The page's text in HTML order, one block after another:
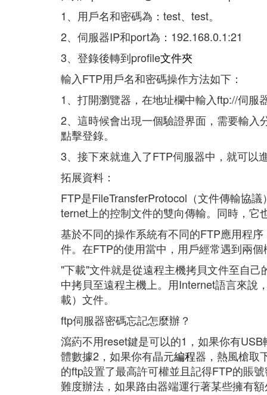
1、用戶名和密碼為：test、test。
2、伺服器IP和port為：192.168.0.1:21
3、登錄後轉到profile文件夾
輸入FTP用戶名和密碼操作方法如下：
1、打開瀏覽器，在地址欄中輸入ftp://伺服
2、這時候會出現一個驗證界面，需要輸入
點擊登錄。
3、接下來就進入了FTP伺服器中，就可以
拓展資料：
FTP是FileTransferProtocol（文件傳輸協
ternet上的控制文件的雙向傳輸。同時，它
基於不同的操作系統有不同的FTP應用程
件。在FTP的使用當中，用戶經常遇到兩
"下載"文件就是從遠程主機拷貝文件至自
中拷貝至遠程主機上。用Internet語言來說
載）文件。
ftp伺服器密碼忘記怎麼辦？
瀉葯不用reset鍵是可以的1，如果你有
體數據2，如果你有晶元編程器，熱風槍取
的ftp設置了最高許可權並且記得FTP的賬
難度辦法，如果路由器端運行著某些擁有